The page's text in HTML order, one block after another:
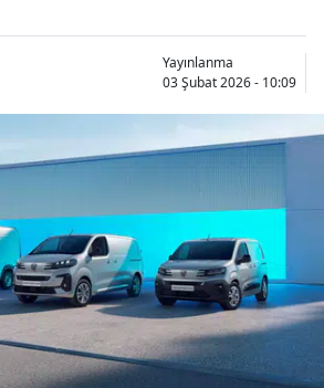
Bitlis
Burdur
Çanakkale
Çankırı
Çorum
Denizli
Yayınlanma
03 Şubat 2026 - 10:09